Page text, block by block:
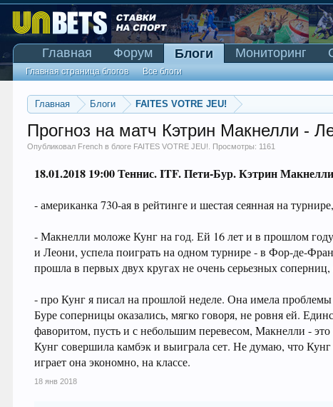
Главная Блоги FAITES VOTRE JEU!
Прогноз на матч Кэтрин Макнелли -
Опубликовал French в блоге FAITES VOTRE JEU! . Просмотры: 1161
18.01.2018 19:00 Теннис. ITF. Пети-Бур. Кэтрин
- американка 730-ая в рейтинге и шестая сеянная на
- Макнелли моложе Кунг на год. Ей 16 лет и в прошлом
и Леони, успела поиграть на одном турнире - в Фор-де-
прошла в первых двух кругах не очень серьезных
- про Кунг я писал на прошлой неделе. Она имела
Буре соперницы оказались, мягко говоря, не ровня ей.
фаворитом, пусть и с небольшим перевесом, Макнелли - это
Кунг совершила камбэк и выиграла сет. Не думаю, что Кунг
играет она экономно, на классе.
18 янв 2018
Главная Форум Блоги
Главная страница блогов Все блоги
Мониторинг